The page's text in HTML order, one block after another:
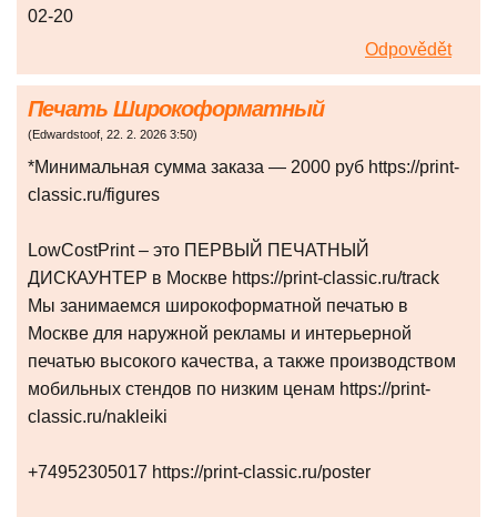
02-20
Odpovědět
Печать Широкоформатный
(Edwardstoof, 22. 2. 2026 3:50)
*Минимальная сумма заказа — 2000 руб https://print-
classic.ru/figures
LowCostPrint – это ПЕРВЫЙ ПЕЧАТНЫЙ
ДИСКАУНТЕР в Москве https://print-classic.ru/track
Мы занимаемся широкоформатной печатью в
Москве для наружной рекламы и интерьерной
печатью высокого качества, а также производством
мобильных стендов по низким ценам https://print-
classic.ru/nakleiki
+74952305017 https://print-classic.ru/poster